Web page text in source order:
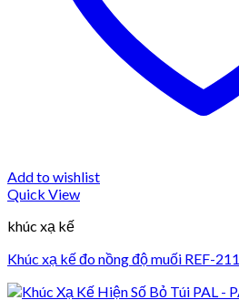
Add to wishlist
Quick View
khúc xạ kế
Khúc xạ kế đo nồng độ muối REF-211